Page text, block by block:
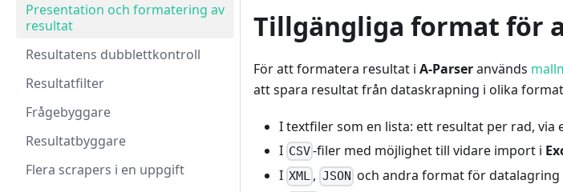
Presentation och formatering av
resultat
Resultatens dubblettkontroll
Resultatfilter
Frågebyggare
Resultatbyggare
Flera scrapers i en uppgift
Tillgängliga format för
För att formatera resultat i A-Parseranvänds
att spara resultat från dataskrapning i olika
I textfiler som en lista: ett resultat per rad,
I CSV-filer med möjlighet till vidare import i
I XML , JSON och andra format för datalagring